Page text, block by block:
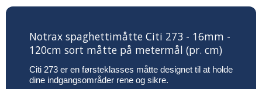
Notrax spaghettimåtte Citi 273 - 16mm -
120cm sort måtte på metermål (pr. cm)
Citi 273 er en førsteklasses måtte designet til at holde
dine indgangsområder rene og sikre.